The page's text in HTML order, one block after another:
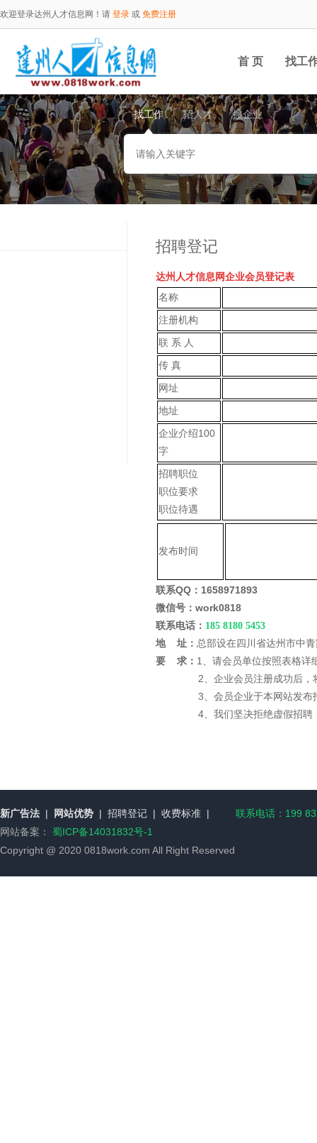
欢迎登录达州人才信息网！请 登录 或 免费注册
首 页 找工
找工作 招人才 搜企业
招聘登记
达州人才信息网企业会员登记表
名称
注册机构
联 系 人
传 真
网址
地址
企业介绍100
字
招聘职位
职位要求
职位待遇
发布时间
联系QQ： 1658971893
微信号：work0818
联系电话： 185 8180 5453
地 址： 总部设在四川省达州市中
要 求： 1、请会员单位按照表格详
2、企业会员注册成功后
3、会员企业于本网站发
4、我们坚决拒绝虚假招
新广告法 | 网站优势 | 招聘登记 | 收费标准 |
联系电话：199
网站备案： 蜀ICP备14031832号-1
Copyright @ 2020 0818work.com All Right Reserved